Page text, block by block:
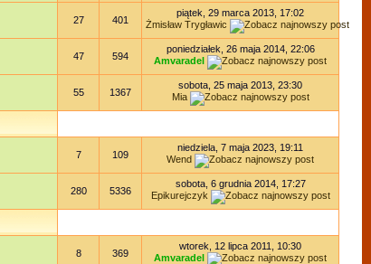
27 401
piątek, 29 marca 2013, 17:02
Żmisław Trygławic
47 594
poniedziałek, 26 maja 2014, 22:06
Amvaradel
55 1367
sobota, 25 maja 2013, 23:30
Mia
7 109
niedziela, 7 maja 2023, 19:11
Wend
280 5336
sobota, 6 grudnia 2014, 17:27
Epikurejczyk
8 369
wtorek, 12 lipca 2011, 10:30
Amvaradel